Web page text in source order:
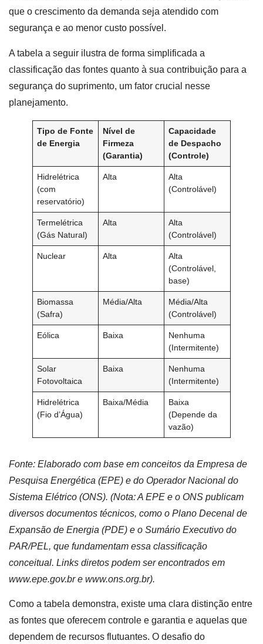
que o crescimento da demanda seja atendido com
segurança e ao menor custo possível.
A tabela a seguir ilustra de forma simplificada a
classificação das fontes quanto à sua contribuição para a
segurança do suprimento, um fator crucial nesse
planejamento.
Tipo de Fonte
de Energia
Nível de
Firmeza
(Garantia)
Capacidade
de Despacho
(Controle)
Hidrelétrica
(com
reservatório)
Alta
Alta
(Controlável)
Termelétrica
(Gás Natural)
Alta
Alta
(Controlável)
Nuclear Alta
Alta
(Controlável,
base)
Biomassa
(Safra)
Média/Alta
Média/Alta
(Controlável)
Eólica Baixa
Nenhuma
(Intermitente)
Solar
Fotovoltaica
Baixa
Nenhuma
(Intermitente)
Hidrelétrica
(Fio d’Água)
Baixa/Média
Baixa
(Depende da
vazão)
Fonte: Elaborado com base em conceitos da Empresa de
Pesquisa Energética (EPE) e do Operador Nacional do
Sistema Elétrico (ONS). (Nota: A EPE e o ONS publicam
diversos documentos técnicos, como o Plano Decenal de
Expansão de Energia (PDE) e o Sumário Executivo do
PAR/PEL, que fundamentam essa classificação
conceitual. Links diretos podem ser encontrados em
www.epe.gov.br e www.ons.org.br).
Como a tabela demonstra, existe uma clara distinção entre
as fontes que oferecem controle e garantia e aquelas que
dependem de recursos flutuantes. O desafio do